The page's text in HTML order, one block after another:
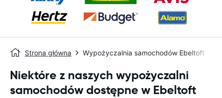
Strona główna Wypożyczalnia samochodów Ebeltoft
Niektóre z naszych wypożyczalni
samochodów dostępne w Ebeltoft